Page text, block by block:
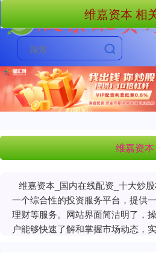
维嘉资本
维嘉资本_国内在线配资_十大炒
一个综合性的投资服务平台，提供
理财等服务。网站界面简洁明了，
户能够快速了解和掌握市场动态，
维嘉资本 相